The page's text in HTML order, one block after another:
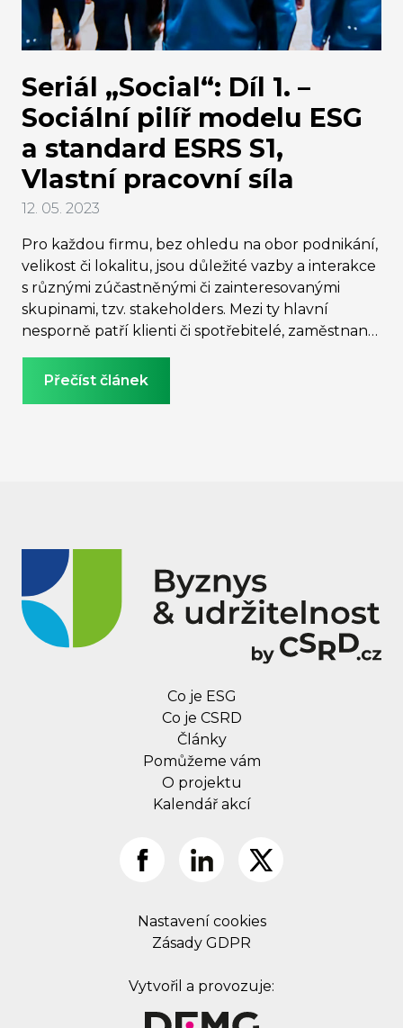
Seriál „Social“: Díl 1. –
Sociální pilíř modelu ESG
a standard ESRS S1,
Vlastní pracovní síla
12. 05. 2023
Pro každou firmu, bez ohledu na obor podnikání,
velikost či lokalitu, jsou důležité vazby a interakce
s různými zúčastněnými či zainteresovanými
skupinami, tzv. stakeholders. Mezi ty hlavní
nesporně patří klienti či spotřebitelé, zaměstnanci
skupiny jsou optikou modelu ESG obsaženy
Přečíst článek
Co je ESG
Co je CSRD
Články
Pomůžeme vám
O projektu
Kalendář akcí
Nastavení cookies
Zásady GDPR
Vytvořil a provozuje: